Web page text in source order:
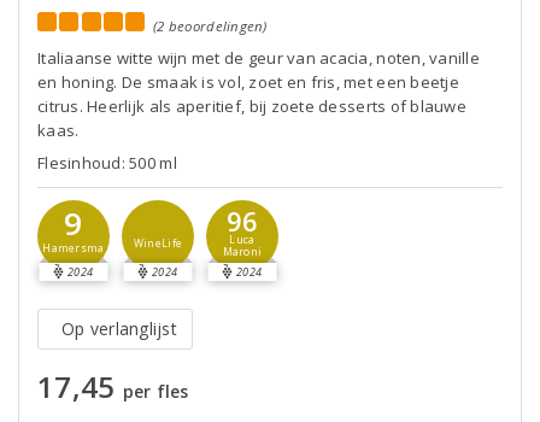
(2 beoordelingen)
Italiaanse witte wijn met de geur van acacia, noten, vanille
en honing. De smaak is vol, zoet en fris, met een beetje
citrus. Heerlijk als aperitief, bij zoete desserts of blauwe
kaas.
Flesinhoud: 500 ml
9
Hamersma
2024
WineLife
2024
96
Luca
Maroni
2024
Op verlanglijst
17,45 per fles